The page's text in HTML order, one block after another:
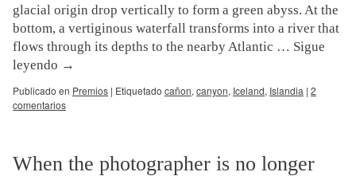
glacial origin drop vertically to form a green abyss. At the
bottom, a vertiginous waterfall transforms into a river that
flows through its depths to the nearby Atlantic … Sigue
leyendo →
Publicado en Premios | Etiquetado cañon, canyon, Iceland, Islandia | 2
comentarios
When the photographer is no longer